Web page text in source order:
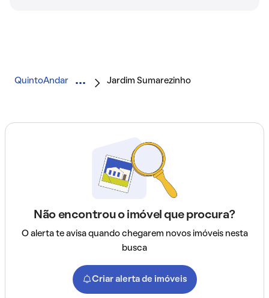
QuintoAndar Jardim Sumarezinho
Não encontrou o imóvel que procura?
O alerta te avisa quando chegarem novos imóveis nesta
busca
Criar alerta de imóveis